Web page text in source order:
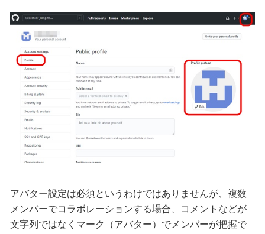
アバター設定は必須というわけではありませんが、複数
メンバーでコラボレーションする場合、コメントなどが
文字列ではなくマーク（アバター）でメンバーが把握で